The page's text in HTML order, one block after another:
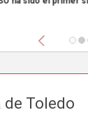
de Toledo